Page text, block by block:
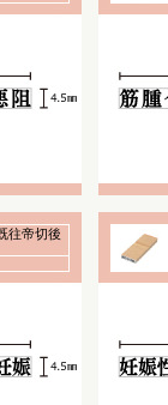
往帝切後